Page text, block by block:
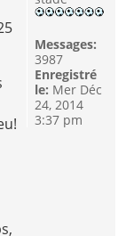
Messages:
3987
Enregistré
le: Mer Déc
24, 2014
3:37 pm